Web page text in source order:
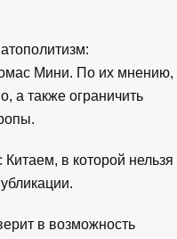
Мини. По их мнению,
а также ограничить
в которой нельзя
в возможность